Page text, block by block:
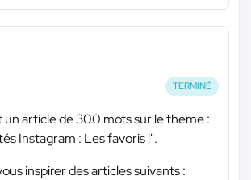
TERMINÉ
un article de 300 mots sur le theme :
Instagram : Les favoris !".
inspirer des articles suivants :